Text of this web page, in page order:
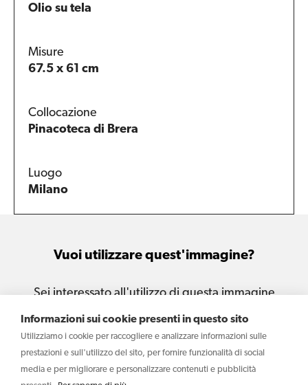
Informazioni sui cookie presenti in questo sito
Utilizziamo i cookie per raccogliere e analizzare informazioni sulle
prestazioni e sull'utilizzo del sito, per fornire funzionalità di social
media e per migliorare e personalizzare contenuti e pubblicità
Olio su tela
Misure
67.5 x 61 cm
Collocazione
Pinacoteca di Brera
Luogo
Milano
Vuoi utilizzare quest'immagine?
Sei interessato all'utilizzo di questa immagine
per le tue attività e i tuoi progetti?
Scrivi